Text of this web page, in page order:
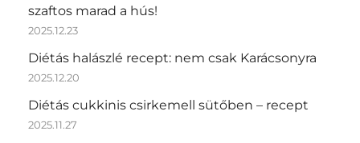
szaftos marad a hús!
2025.12.23
Diétás halászlé recept: nem csak Karácsonyra
2025.12.20
Diétás cukkinis csirkemell sütőben – recept
2025.11.27